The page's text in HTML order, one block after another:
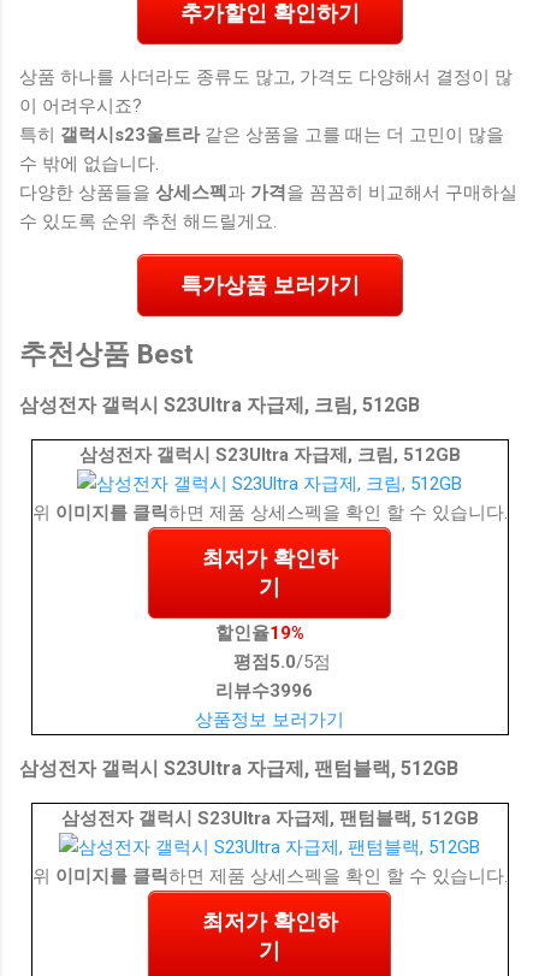
추가할인 확인하기
상품 하나를 사더라도 종류도 많고, 가격도 다양해서 결정이 많
이 어려우시죠?
특히 갤럭시s23울트라 같은 상품을 고를 때는 더 고민이 많을
수 밖에 없습니다.
다양한 상품들을 상세스펙 과 가격 을 꼼꼼히 비교해서 구매하실
수 있도록 순위 추천 해드릴게요.
특가상품 보러가기
추천상품 Best
삼성전자 갤럭시 S23Ultra 자급제, 크림, 512GB
삼성전자 갤럭시 S23Ultra 자급제, 크림, 512GB
위 이미지를 클릭하면 제품 상세스펙을 확인 할 수 있습니다.
최저가 확인하
기
할인율19%
평점 5.0/5점
리뷰수3996
상품정보 보러가기
삼성전자 갤럭시 S23Ultra 자급제, 팬텀블랙, 512GB
삼성전자 갤럭시 S23Ultra 자급제, 팬텀블랙, 512GB
위 이미지를 클릭하면 제품 상세스펙을 확인 할 수 있습니다.
최저가 확인하
기